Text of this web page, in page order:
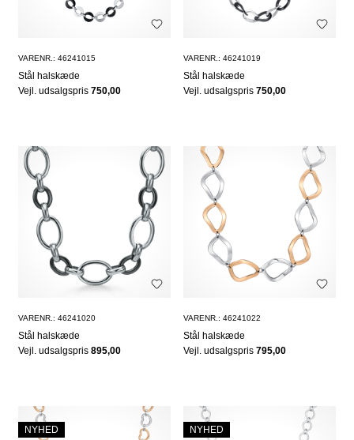
VARENR.: 46241015
Stål halskæde
Vejl. udsalgspris 750,00
VARENR.: 46241019
Stål halskæde
Vejl. udsalgspris750,00
VARENR.: 46241020
Stål halskæde
Vejl. udsalgspris 895,00
VARENR.: 46241022
Stål halskæde
Vejl. udsalgspris795,00
NYHED NYHED